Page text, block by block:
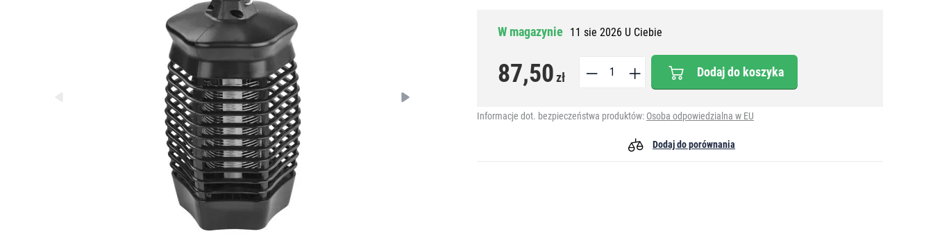
W magazynie 11 sie 2026 U Ciebie
87,50zł Dodaj do koszyka
Informacje dot. bezpieczeństwa produktów: Osoba odpowiedzialna w EU
Dodaj do porównania